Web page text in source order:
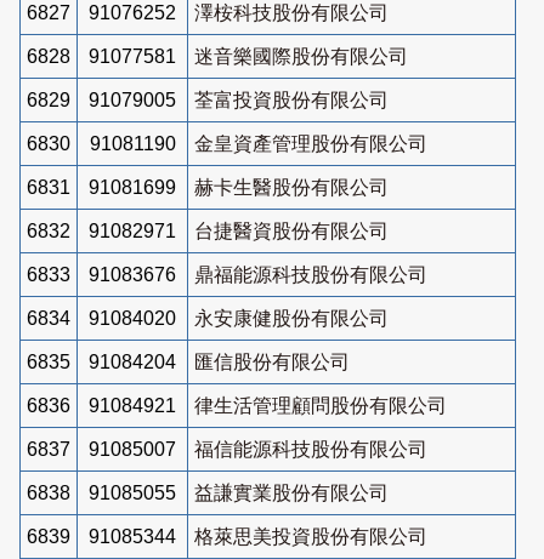
6827 91076252 澤桉科技股份有限公司
6828 91077581 迷音樂國際股份有限公司
6829 91079005 荃富投資股份有限公司
6830 91081190 金皇資產管理股份有限公司
6831 91081699 赫卡生醫股份有限公司
6832 91082971 台捷醫資股份有限公司
6833 91083676 鼎福能源科技股份有限公司
6834 91084020 永安康健股份有限公司
6835 91084204 匯信股份有限公司
6836 91084921 律生活管理顧問股份有限公司
6837 91085007 福信能源科技股份有限公司
6838 91085055 益謙實業股份有限公司
6839 91085344 格萊思美投資股份有限公司